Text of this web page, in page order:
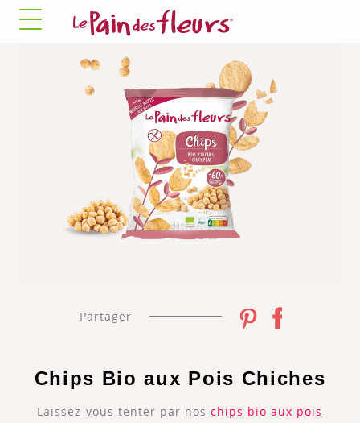
Partager
Chips Bio aux Pois Chiches
Laissez-vous tenter par noschips bio aux pois
✓ Autoriser tous
les cookies
✗ Interdire tous
les cookies
COOKIES OBLIGATOIRES
Ce site utilise des cookies nécessaires à son bon
fonctionnement qui ne peuvent pas être désactivés.
Autoriser
Facebook Pixel
Ce service peut déposer 8 cookies.